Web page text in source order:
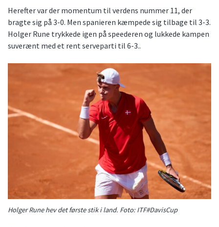
Herefter var der momentum til verdens nummer 11, der
bragte sig på 3-0. Men spanieren kæmpede sig tilbage til 3-3.
Holger Rune trykkede igen på speederen og lukkede kampen
suverænt med et rent serveparti til 6-3..
Holger Rune hev det første stik i land. Foto: ITF#DavisCup